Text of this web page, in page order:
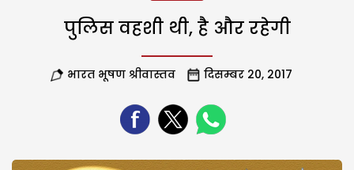
पुलिस वहशी थी, है और रहेगी
भारत भूषण श्रीवास्तव दिसम्बर 20, 2017